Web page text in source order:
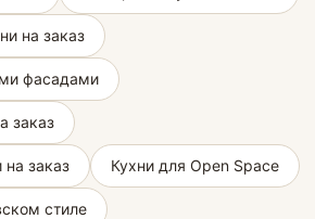
на заказ
фасадами
заказ
заказ Кухни для Open Space
стиле